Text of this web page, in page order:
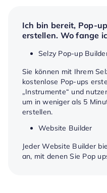
Ich bin bereit, Pop-
erstellen. Wo fange
Selzy Pop-up
Sie können mit Ihrem
kostenlose Pop-ups
„Instrumente“ und
um in weniger als 5
erstellen.
Website Builder
Jeder Website Builder
an, mit denen Sie Pop